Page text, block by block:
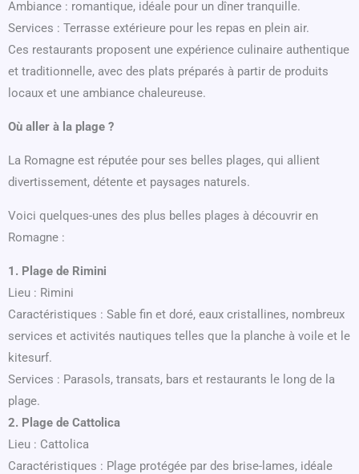
Ambiance : romantique, idéale pour un dîner tranquille.
Services : Terrasse extérieure pour les repas en plein air.
Ces restaurants proposent une expérience culinaire authentique
et traditionnelle, avec des plats préparés à partir de produits
locaux et une ambiance chaleureuse.
Où aller à la plage ?
La Romagne est réputée pour ses belles plages, qui allient
divertissement, détente et paysages naturels.
Voici quelques-unes des plus belles plages à découvrir en
Romagne :
1. Plage de Rimini
Lieu : Rimini
Caractéristiques : Sable fin et doré, eaux cristallines, nombreux
services et activités nautiques telles que la planche à voile et le
kitesurf.
Services : Parasols, transats, bars et restaurants le long de la
plage.
2. Plage de Cattolica
Lieu : Cattolica
Caractéristiques : Plage protégée par des brise-lames, idéale